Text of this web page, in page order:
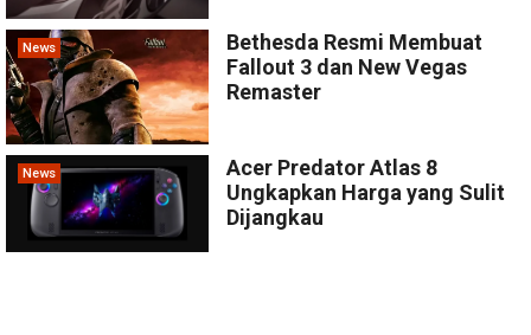
News
Bethesda Resmi Membuat
Fallout 3 dan New Vegas
Remaster
News
Acer Predator Atlas 8
Ungkapkan Harga yang Sulit
Dijangkau